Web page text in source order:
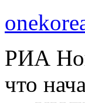
РИА
что